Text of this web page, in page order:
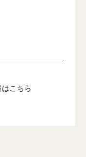
こちら